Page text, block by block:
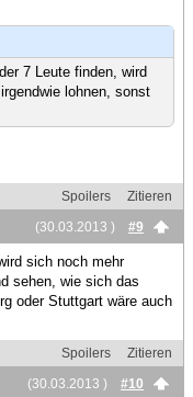
7 Leute finden, wird
lohnen, sonst
Spoilers
Zitieren
(30.03.2013 )
#9
sich noch mehr
sehen, wie sich das
oder Stuttgart wäre auch
Spoilers
Zitieren
(30.03.2013 )
#10